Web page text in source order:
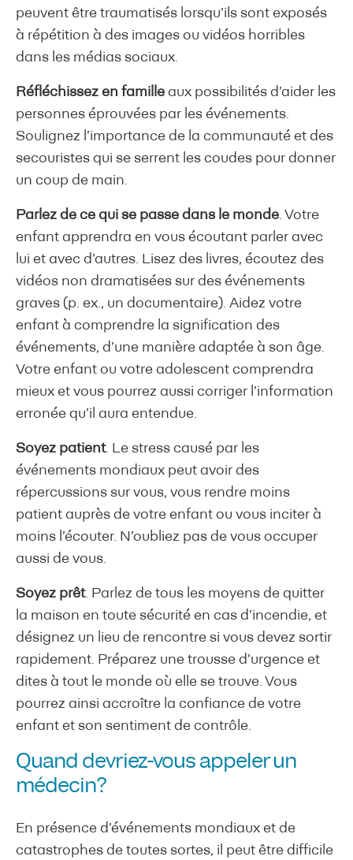
peuvent être traumatisés lorsqu’ils sont exposés
à répétition à des images ou vidéos horribles
dans les médias sociaux.
Réfléchissez en famille aux possibilités d’aider les
personnes éprouvées par les événements.
Soulignez l’importance de la communauté et des
secouristes qui se serrent les coudes pour donner
un coup de main.
Parlez de ce qui se passe dans le monde. Votre
enfant apprendra en vous écoutant parler avec
lui et avec d’autres. Lisez des livres, écoutez des
vidéos non dramatisées sur des événements
graves (p. ex., un documentaire). Aidez votre
enfant à comprendre la signification des
événements, d’une manière adaptée à son âge.
Votre enfant ou votre adolescent comprendra
mieux et vous pourrez aussi corriger l’information
erronée qu’il aura entendue.
Soyez patient. Le stress causé par les
événements mondiaux peut avoir des
répercussions sur vous, vous rendre moins
patient auprès de votre enfant ou vous inciter à
moins l’écouter. N’oubliez pas de vous occuper
aussi de vous.
Soyez prêt. Parlez de tous les moyens de quitter
la maison en toute sécurité en cas d’incendie, et
désignez un lieu de rencontre si vous devez sortir
rapidement. Préparez une trousse d’urgence et
dites à tout le monde où elle se trouve. Vous
pourrez ainsi accroître la confiance de votre
enfant et son sentiment de contrôle.
Quand devriez-vous appeler un
médecin?
En présence d’événements mondiaux et de
catastrophes de toutes sortes, il peut être difficile